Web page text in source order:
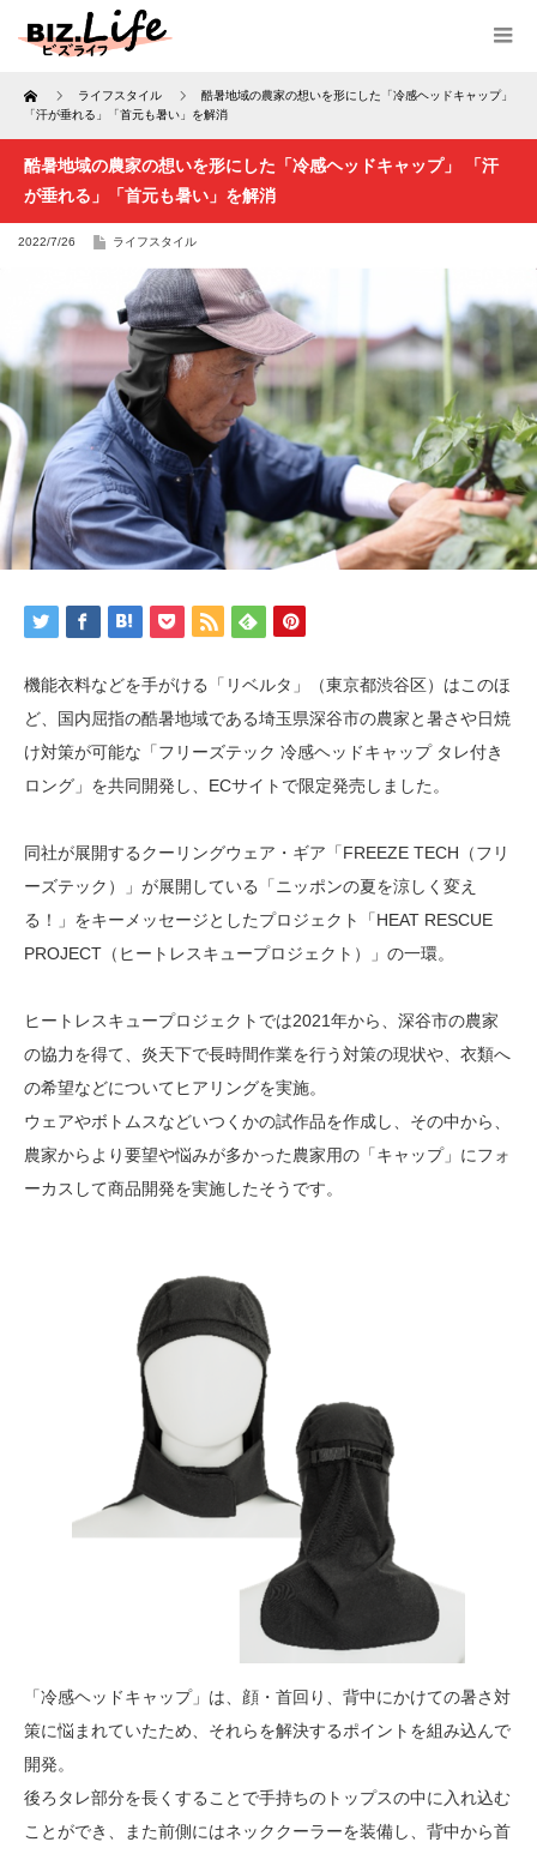
Home ライフスタイル
酷暑地域の農家の想いを形にした「冷感ヘッドキャップ」
「汗が垂れる」「首元も暑い」を解消
酷暑地域の農家の想いを形にした「冷感ヘッドキャップ」 「汗
が垂れる」「首元も暑い」を解消
2022/7/26 ライフスタイル
機能衣料などを手がける「リベルタ」（東京都渋谷区）はこのほ
ど、国内屈指の酷暑地域である埼玉県深谷市の農家と暑さや日焼
け対策が可能な「フリーズテック 冷感ヘッドキャップ タレ付き
ロング」を共同開発し、ECサイトで限定発売しました。
同社が展開するクーリングウェア・ギア「FREEZE TECH（フリ
ーズテック）」が展開している「ニッポンの夏を涼しく変え
る！」をキーメッセージとしたプロジェクト「HEAT RESCUE
PROJECT（ヒートレスキュープロジェクト）」の一環。
ヒートレスキュープロジェクトでは2021年から、深谷市の農家
の協力を得て、炎天下で長時間作業を行う対策の現状や、衣類へ
の希望などについてヒアリングを実施。
ウェアやボトムスなどいつくかの試作品を作成し、その中から、
農家からより要望や悩みが多かった農家用の「キャップ」にフォ
ーカスして商品開発を実施したそうです。
「冷感ヘッドキャップ」は、顔・首回り、背中にかけての暑さ対
策に悩まれていたため、それらを解決するポイントを組み込んで
開発。
後ろタレ部分を長くすることで手持ちのトップスの中に入れ込む
ことができ、また前側にはネッククーラーを装備し、背中から首